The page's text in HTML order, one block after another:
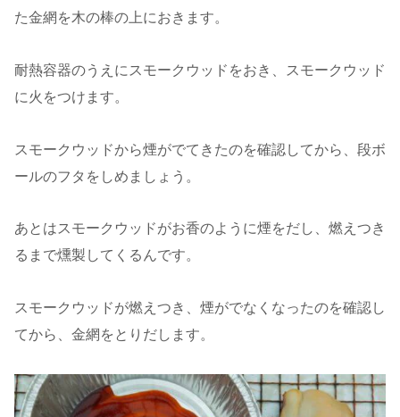
た金網を木の棒の上におきます。
耐熱容器のうえにスモークウッドをおき、スモークウッド
に火をつけます。
スモークウッドから煙がでてきたのを確認してから、段ボ
ールのフタをしめましょう。
あとはスモークウッドがお香のように煙をだし、燃えつき
るまで燻製してくるんです。
スモークウッドが燃えつき、煙がでなくなったのを確認し
てから、金網をとりだします。